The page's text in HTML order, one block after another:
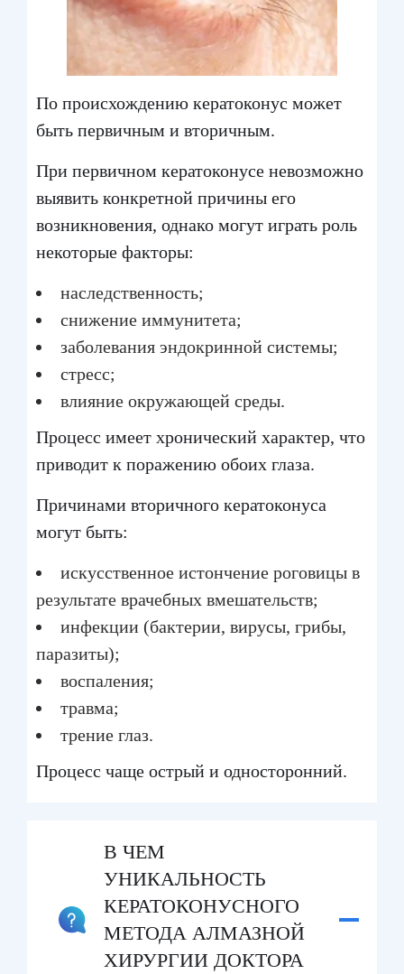
По происхождению кератоконус может
быть первичным и вторичным.
При первичном кератоконусе невозможно
выявить конкретной причины его
возникновения, однако могут играть роль
некоторые факторы:
наследственность;
снижение иммунитета;
заболевания эндокринной системы;
стресс;
влияние окружающей среды.
Процесс имеет хронический характер, что
приводит к поражению обоих глаза.
Причинами вторичного кератоконуса
могут быть:
искусственное истончение роговицы в
результате врачебных вмешательств;
инфекции (бактерии, вирусы, грибы,
паразиты);
воспаления;
травма;
трение глаз.
Процесс чаще острый и односторонний.
В ЧЕМ
УНИКАЛЬНОСТЬ
КЕРАТОКОНУСНОГО
МЕТОДА АЛМАЗНОЙ
ХИРУРГИИ ДОКТОРА